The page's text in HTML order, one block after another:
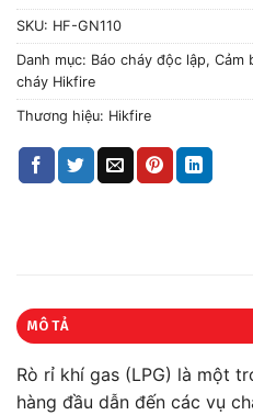
SKU: HF-GN110
Danh mục: Báo cháy độc lập, Cảm
cháy Hikfire
Thương hiệu: Hikfire
MÔ TẢ
Rò rỉ khí gas (LPG) là một
hàng đầu dẫn đến các vụ